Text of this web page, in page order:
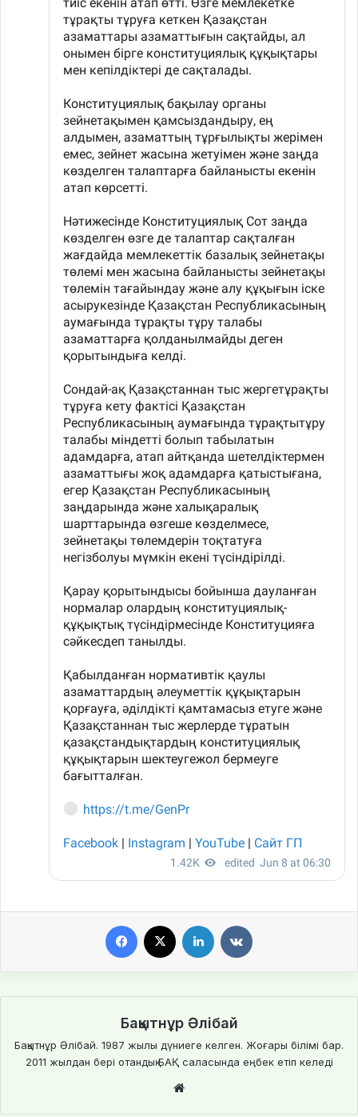
Бақытнұр Әлібай
Бақытнұр Әлібай. 1987 жылы дүниеге келген. Жоғары білімі бар.
2011 жылдан бері отандық БАҚ саласында еңбек етіп келеді